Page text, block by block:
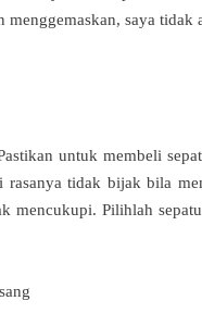
saya
untuk membeli
rasanya tidak bijak bila
mencukupi. Pilihlah